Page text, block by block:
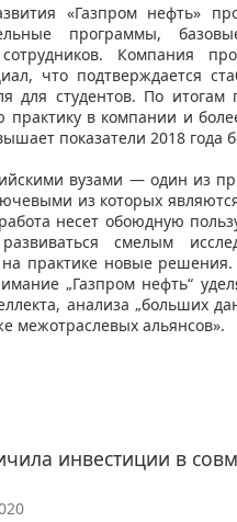
«Газпром нефть»
программы,
Компания
что подтверждается
для студентов. По
практику в компании и
показатели 2018 года
вузами — один из
из которых
несет обоюдную
смелым
практике новые
„Газпром нефть“
анализа „больших
межотраслевых альянсов».
инвестиции в